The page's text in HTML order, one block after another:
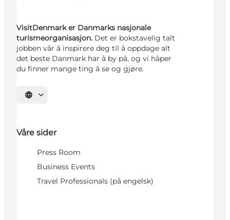
VisitDenmark er Danmarks nasjonale
turismeorganisasjon. Det er bokstavelig talt
jobben vår å inspirere deg til å oppdage alt
det beste Danmark har å by på, og vi håper
du finner mange ting å se og gjøre.
Velg språk
Våre sider
Press Room
Business Events
Travel Professionals (på engelsk)